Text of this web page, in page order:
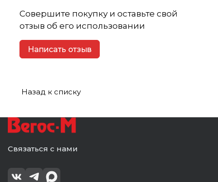
Совершите покупку и оставьте свой
отзыв об его использовании
Написать отзыв
Назад к списку
Связаться с нами